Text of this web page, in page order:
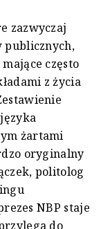
zazwyczaj
publicznych,
często
z życia
żartami
oryginalny
politolog
NBP staje
do